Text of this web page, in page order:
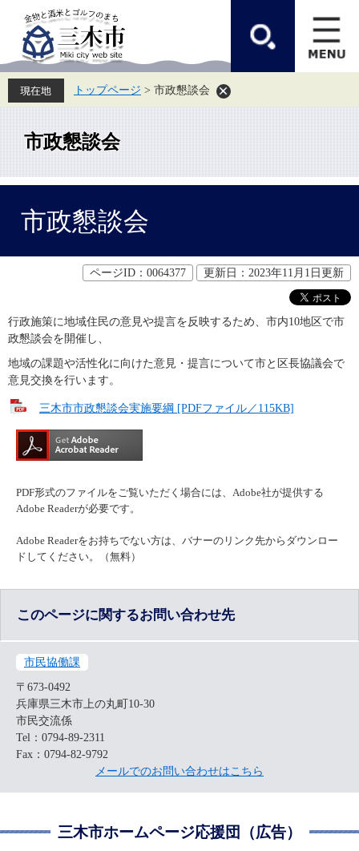
先
頭
す。
を
飛
し
トップページ > 市政懇談会
市政懇談会
市政懇談会
ページID：0064377 更新日：2023年11月1日更新
行政施策に地域住民の意見や提言を反映するため、市内10地区で市
政懇談会を開催し、
地域の課題や活性化に向けた意見・提言について市と区長協議会で
意見交換を行います。
三木市市政懇談会実施要綱 [PDFファイル／115KB]
PDF形式のファイルをご覧いただく場合には、Adobe社が提供する
Adobe Readerが必要です。
Adobe Readerをお持ちでない方は、バナーのリンク先からダウンロー
ドしてください。（無料）
このページに関するお問い合わせ先
市民協働課
〒673-0492
兵庫県三木市上の丸町10-30
市民交流係
Tel：0794-89-2311
Fax：0794-82-9792
メールでのお問い合わせはこちら
三木市ホームページ応援団（広告）